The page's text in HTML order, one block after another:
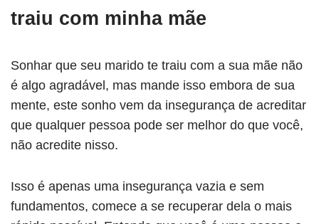
traiu com minha mãe
Sonhar que seu marido te traiu com a sua mãe não
é algo agradável, mas mande isso embora de sua
mente, este sonho vem da insegurança de acreditar
que qualquer pessoa pode ser melhor do que você,
não acredite nisso.
Isso é apenas uma insegurança vazia e sem
fundamentos, comece a se recuperar dela o mais